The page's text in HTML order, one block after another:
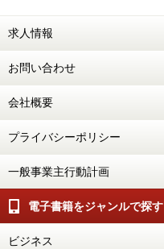
求人情報
お問い合わせ
会社概要
プライバシーポリシー
一般事業主行動計画
電子書籍をジャンルで探す
ビジネス